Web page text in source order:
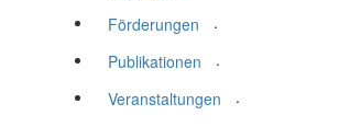
Förderungen
.
Publikationen
.
Veranstaltungen
.